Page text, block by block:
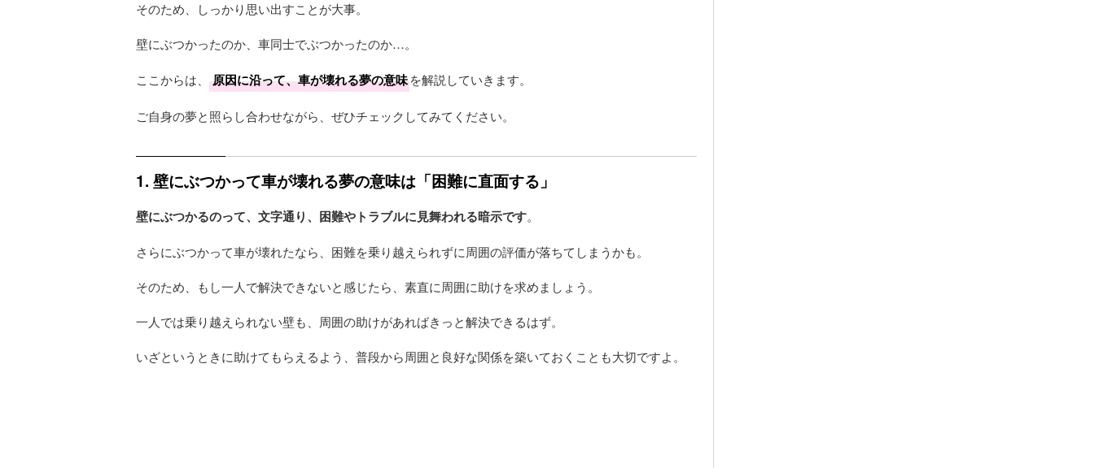
そのため、しっかり思い出すことが大事。
壁にぶつかったのか、車同士でぶつかったのか…。
ここからは、 原因に沿って、車が壊れる夢の意味を解説していきます。
ご自身の夢と照らし合わせながら、ぜひチェックしてみてください。
1. 壁にぶつかって車が壊れる夢の意味は「困難に直面する」
壁にぶつかるのって、文字通り、困難やトラブルに見舞われる暗示です。
さらにぶつかって車が壊れたなら、困難を乗り越えられずに周囲の評価が落ちてしまうかも。
そのため、もし一人で解決できないと感じたら、素直に周囲に助けを求めましょう。
一人では乗り越えられない壁も、周囲の助けがあればきっと解決できるはず。
いざというときに助けてもらえるよう、普段から周囲と良好な関係を築いておくことも大切ですよ。